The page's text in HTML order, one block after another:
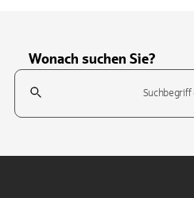
Wonach suchen Sie?
Suchfeld